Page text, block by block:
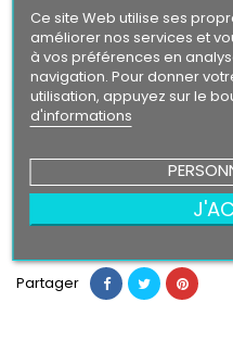
Intense
Finition
Brillant
Mat
59,90 €
Partager
Ce site Web utilise ses
améliorer nos services et
à vos préférences en
navigation. Pour donner
utilisation, appuyez sur le
d'informations